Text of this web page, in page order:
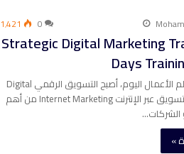
0 1٬421
Strategic Digital Marketing
Days
مقدمة في عالم الأعمال اليوم، أصبح التسويق الرقمي Digital
Marketing والتسويق عبر الإنترنت Internet Marketing من أهم
الشركات…
»